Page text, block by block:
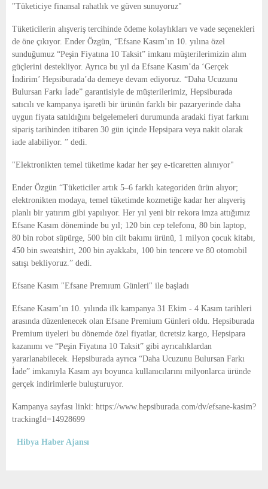
"Tüketiciye finansal rahatlık ve güven sunuyoruz"
Tüketicilerin alışveriş tercihinde ödeme kolaylıkları ve vade seçenekleri
de öne çıkıyor. Ender Özgün, “Efsane Kasım’ın 10. yılına özel
sunduğumuz “Peşin Fiyatına 10 Taksit” imkanı müşterilerimizin alım
güçlerini destekliyor. Ayrıca bu yıl da Efsane Kasım’da ‘Gerçek
İndirim’ Hepsiburada’da demeye devam ediyoruz. “Daha Ucuzunu
Bulursan Farkı İade” garantisiyle de müşterilerimiz, Hepsiburada
satıcılı ve kampanya işaretli bir ürünün farklı bir pazaryerinde daha
uygun fiyata satıldığını belgelemeleri durumunda aradaki fiyat farkını
sipariş tarihinden itibaren 30 gün içinde Hepsipara veya nakit olarak
iade alabiliyor. ” dedi.
"Elektronikten temel tüketime kadar her şey e-ticaretten alınıyor"
Ender Özgün “Tüketiciler artık 5–6 farklı kategoriden ürün alıyor;
elektronikten modaya, temel tüketimde kozmetiğe kadar her alışveriş
planlı bir yatırım gibi yapılıyor. Her yıl yeni bir rekora imza attığımız
Efsane Kasım döneminde bu yıl; 120 bin cep telefonu, 80 bin laptop,
80 bin robot süpürge, 500 bin cilt bakımı ürünü, 1 milyon çocuk kitabı,
450 bin sweatshirt, 200 bin ayakkabı, 100 bin tencere ve 80 otomobil
satışı bekliyoruz.” dedi.
Efsane Kasım "Efsane Premıum Günleri" ile başladı
Efsane Kasım’ın 10. yılında ilk kampanya 31 Ekim - 4 Kasım tarihleri
arasında düzenlenecek olan Efsane Premium Günleri oldu. Hepsiburada
Premium üyeleri bu dönemde özel fiyatlar, ücretsiz kargo, Hepsipara
kazanımı ve “Peşin Fiyatına 10 Taksit” gibi ayrıcalıklardan
yararlanabilecek. Hepsiburada ayrıca “Daha Ucuzunu Bulursan Farkı
İade” imkanıyla Kasım ayı boyunca kullanıcılarını milyonlarca üründe
gerçek indirimlerle buluşturuyor.
Kampanya sayfası linki: https://www.hepsiburada.com/dv/efsane-kasim?
trackingId=14928699
Hibya Haber Ajansı